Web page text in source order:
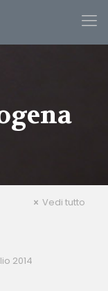
Vedi tutto
2014